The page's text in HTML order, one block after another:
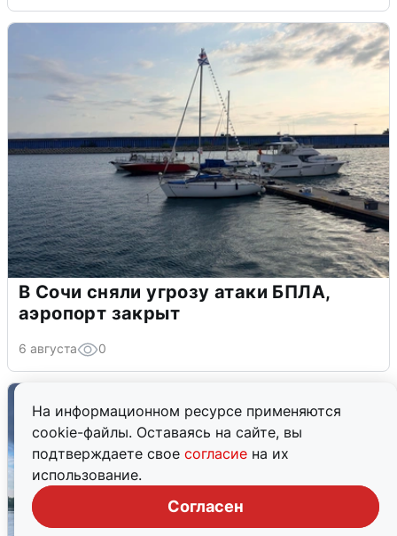
На информационном ресурсе применяются
cookie-файлы. Оставаясь на сайте, вы
подтверждаете свое согласие на их
использование.
Согласен
В Сочи сняли угрозу атаки БПЛА,
аэропорт закрыт
6 августа 0